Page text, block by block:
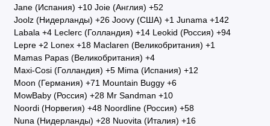
Jane (Испания) +10 Joie (Англия) +52
Joolz (Нидерланды) +26 Joovy (США) +1 Junama +142
Labala +4 Leclerc (Голландия) +14 Leokid (Россия) +94
Lepre +2 Lonex +18 Maclaren (Великобритания) +1
Mamas Papas (Великобритания) +4
Maxi-Cosi (Голландия) +5 Mima (Испания) +12
Moon (Германия) +71 Mountain Buggy +6
MowBaby (Россия) +28 Mr Sandman +10
Noordi (Норвегия) +48 Noordline (Россия) +58
Nuna (Нидерланды) +28 Nuovita (Италия) +16